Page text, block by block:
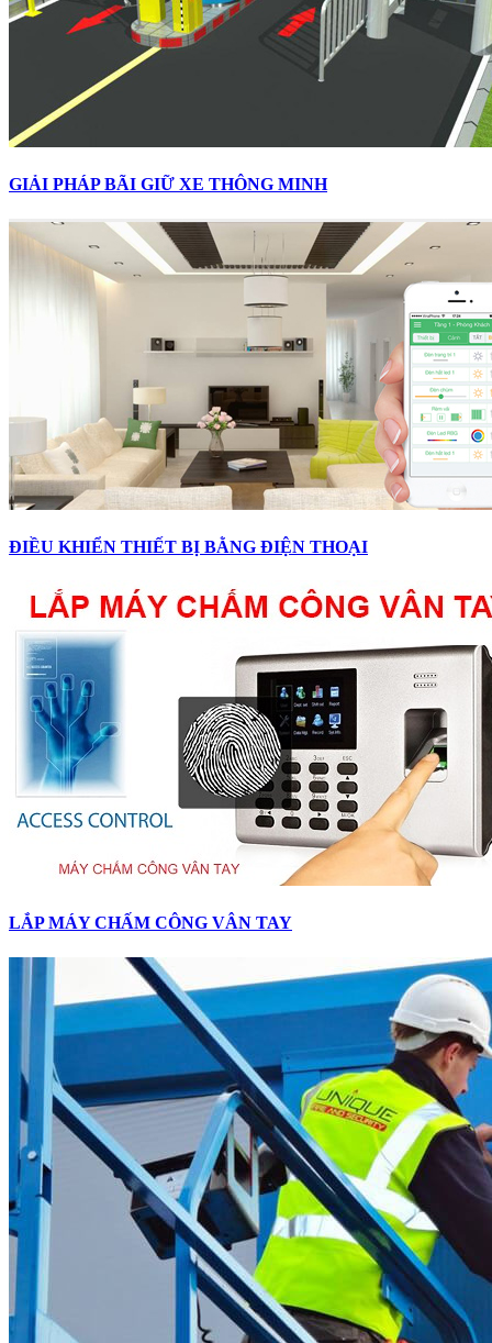
GIẢI PHÁP BÃI GIỮ XE THÔNG MINH
ĐIỀU KHIỂN THIẾT BỊ BẰNG ĐIỆN THOẠI
LẮP MÁY CHẤM CÔNG VÂN TAY